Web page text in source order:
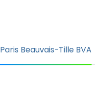
Paris Beauvais-Tille BVA